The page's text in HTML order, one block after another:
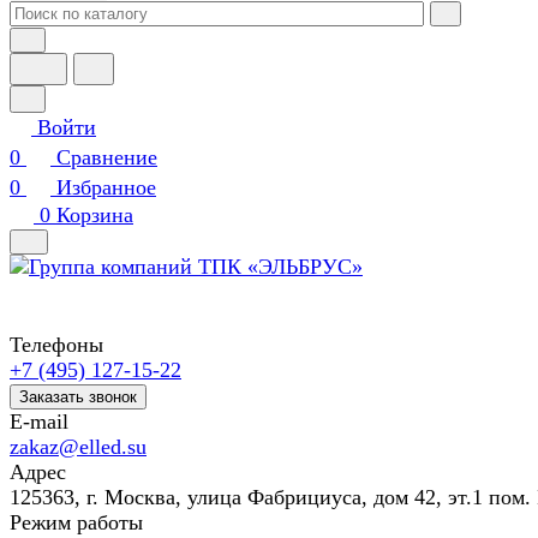
Войти
0
Сравнение
0
Избранное
0 Корзина
Телефоны
+7 (495) 127-15-22
Заказать звонок
E-mail
zakaz@elled.su
Адрес
125363, г. Москва, улица Фабрициуса, дом 42, эт.1
Режим работы